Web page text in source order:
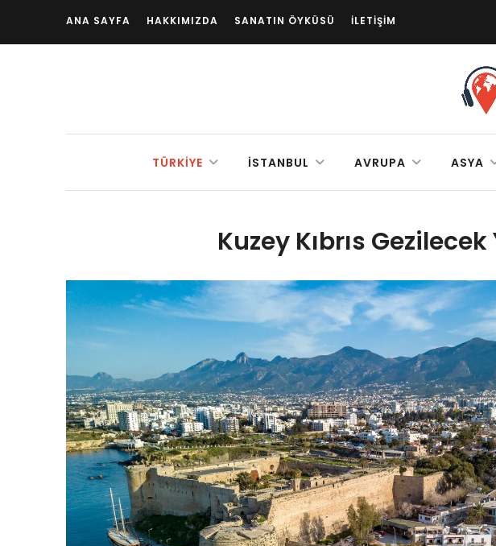
ANA SAYFA HAKKIMIZDA SANATIN ÖYKÜSÜ İLETIŞIM
TÜRKIYE İSTANBUL AVRUPA ASYA
Kuzey Kıbrıs